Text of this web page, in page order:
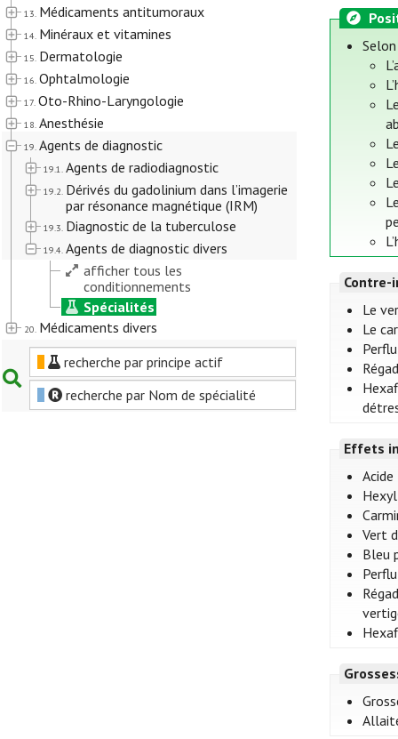
13. Médicaments antitumoraux
14. Minéraux et vitamines
15. Dermatologie
16. Ophtalmologie
17. Oto-Rhino-Laryngologie
18. Anesthésie
19. Agents de diagnostic
19.1. Agents de radiodiagnostic
19.2. Dérivés du gadolinium dans l’imagerie
par résonance magnétique (IRM)
19.3. Diagnostic de la tuberculose
19.4. Agents de diagnostic divers
afficher tous les
conditionnements
Spécialités
20. Médicaments divers
recherche par principe actif
recherche par Nom de spécialité
Le
Le
Effets
Vert
Bleu